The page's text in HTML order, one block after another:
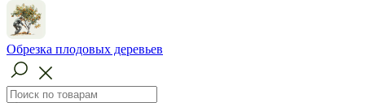
Обрезка плодовых деревьев